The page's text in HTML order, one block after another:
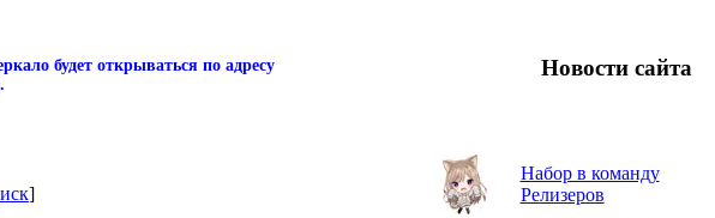
будет открываться по адресу
.
]
Новости сайта
Набор в команду
Релизеров